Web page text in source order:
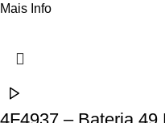
Mais Info